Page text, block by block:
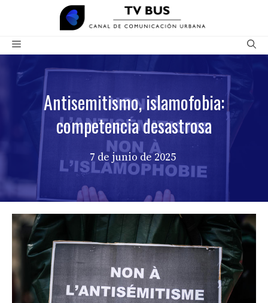
contenido
Menú
Antisemitismo, islamofobia:
competencia desastrosa
7 de junio de 2025